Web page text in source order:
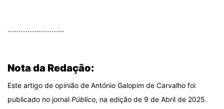
………………………….
Nota da Redação:
Este artigo de opinião de António Galopim de Carvalho foi
publicado no jornal Público, na edição de 9 de Abril de 2025.